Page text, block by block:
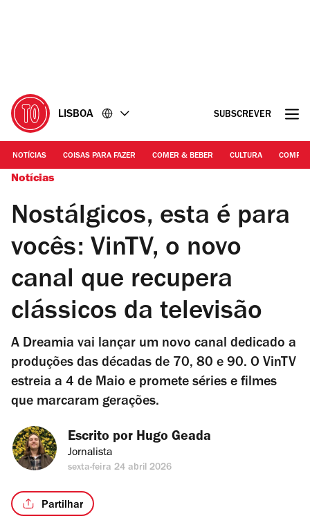
LISBOA SUBSCREVER
NOTÍCIAS COISAS PARA FAZER COMER & BEBER CULTURA
Notícias
Nostálgicos, esta é para
vocês: VinTV, o novo
canal que recupera
clássicos da televisão
A Dreamia vai lançar um novo canal dedicado a
produções das décadas de 70, 80 e 90. O VinTV
estreia a 4 de Maio e promete séries e filmes
que marcaram gerações.
Escrito por Hugo Geada
Jornalista
sexta-feira 24 abril 2026
Partilhar